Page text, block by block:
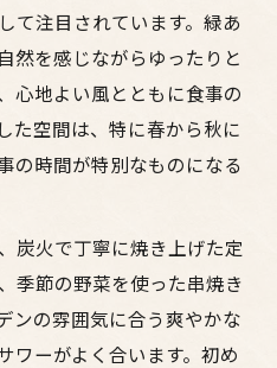
て注目されています。緑あ
然を感じながらゆったりと
心地よい風とともに食事の
た空間は、特に春から秋に
の時間が特別なものになる
炭火で丁寧に焼き上げた定
季節の野菜を使った串焼き
ンの雰囲気に合う爽やかな
ワーがよく合います。初め